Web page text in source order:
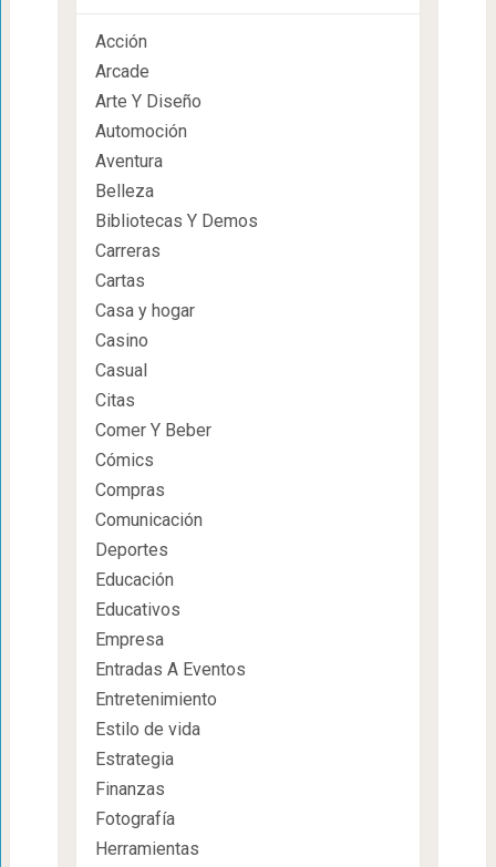
Acción
Arcade
Arte Y Diseño
Automoción
Aventura
Belleza
Bibliotecas Y Demos
Carreras
Cartas
Casa y hogar
Casino
Casual
Citas
Comer Y Beber
Cómics
Compras
Comunicación
Deportes
Educación
Educativos
Empresa
Entradas A Eventos
Entretenimiento
Estilo de vida
Estrategia
Finanzas
Fotografía
Herramientas